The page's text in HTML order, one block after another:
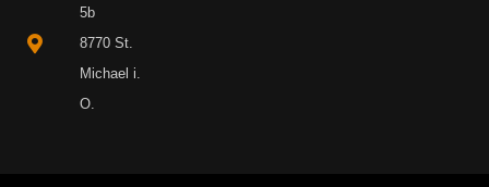
5b
8770 St.
Michael i.
O.